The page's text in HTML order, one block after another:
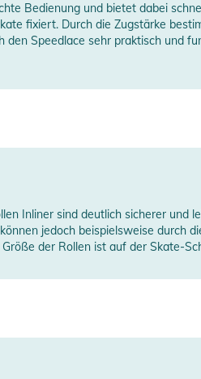
Bedienung und bietet dabei
fixiert. Durch die Zugstärke
Speedlace sehr praktisch und
Inliner sind deutlich sicherer und
jedoch beispielsweise durch
der Rollen ist auf der Skate-